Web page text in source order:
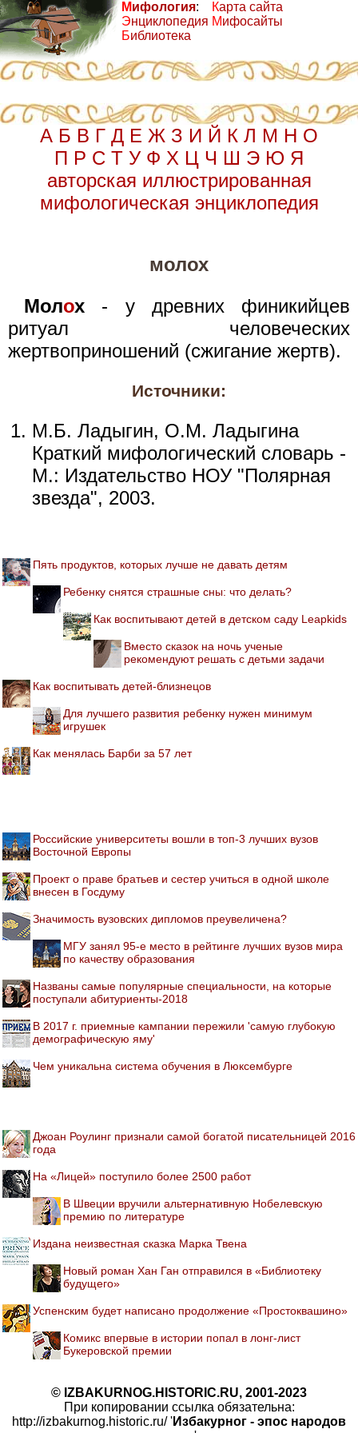
Мифология:
Энциклопедия
Библиотека
Карта сайта
Мифосайты
А Б В Г Д Е Ж З И Й К Л М Н О
П Р С Т У Ф Х Ц Ч Ш Э Ю Я
авторская иллюстрированная
мифологическая энциклопедия
молох
Молох - у древних финикийцев
ритуал человеческих
жертвоприношений (сжигание жертв).
Источники:
М.Б. Ладыгин, О.М. Ладыгина
Краткий мифологический словарь -
М.: Издательство НОУ "Полярная
звезда", 2003.
Пять продуктов, которых лучше не давать детям
Ребенку снятся страшные сны: что делать?
Как воспитывают детей в детском саду Leapkids
Вместо сказок на ночь ученые
рекомендуют решать с детьми задачи
Как воспитывать детей-близнецов
Для лучшего развития ребенку нужен минимум
игрушек
Как менялась Барби за 57 лет
Российские университеты вошли в топ-3 лучших вузов
Восточной Европы
Проект о праве братьев и сестер учиться в одной школе
внесен в Госдуму
Значимость вузовских дипломов преувеличена?
МГУ занял 95-е место в рейтинге лучших вузов мира
по качеству образования
Названы самые популярные специальности, на которые
поступали абитуриенты-2018
В 2017 г. приемные кампании пережили 'самую глубокую
демографическую яму'
Чем уникальна система обучения в Люксембурге
Джоан Роулинг признали самой богатой писательницей 2016
года
На «Лицей» поступило более 2500 работ
В Швеции вручили альтернативную Нобелевскую
премию по литературе
Издана неизвестная сказка Марка Твена
Новый роман Хан Ган отправился в «Библиотеку
будущего»
Успенским будет написано продолжение «Простоквашино»
Комикс впервые в истории попал в лонг-лист
Букеровской премии
© IZBAKURNOG.HISTORIC.RU, 2001-2023
При копировании ссылка обязательна:
http://izbakurnog.historic.ru/ 'Избакурног - эпос народов